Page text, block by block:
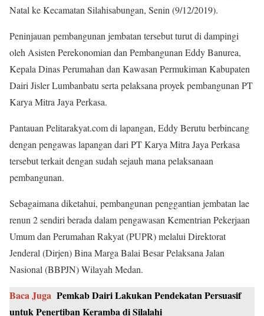
Natal ke Kecamatan Silahisabungan, Senin (9/12/2019).
Peninjauan pembangunan jembatan tersebut turut di dampingi
oleh Asisten Perekonomian dan Pembangunan Eddy Banurea,
Kepala Dinas Perumahan dan Kawasan Permukiman Kabupaten
Dairi Jisler Lumbanbatu serta pelaksana proyek pembangunan PT
Karya Mitra Jaya Perkasa.
Pantauan Pelitarakyat.com di lapangan, Eddy Berutu berbincang
dengan pengawas lapangan dari PT Karya Mitra Jaya Perkasa
tersebut terkait dengan sudah sejauh mana pelaksanaan
pembangunan.
Sebagaimana diketahui, pembangunan penggantian jembatan lae
renun 2 sendiri berada dalam pengawasan Kementrian Pekerjaan
Umum dan Perumahan Rakyat (PUPR) melalui Direktorat
Jenderal (Dirjen) Bina Marga Balai Besar Pelaksana Jalan
Nasional (BBPJN) Wilayah Medan.
Baca Juga Pemkab Dairi Lakukan Pendekatan Persuasif
untuk Penertiban Keramba di Silalahi